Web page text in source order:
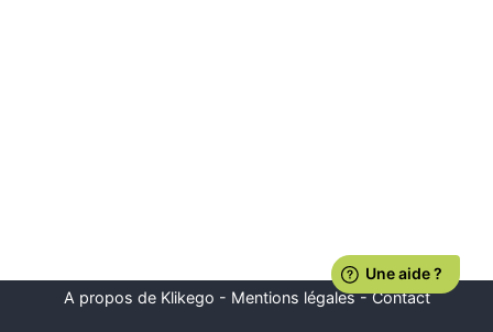
A propos de Klikego - Mentions légales-Contact